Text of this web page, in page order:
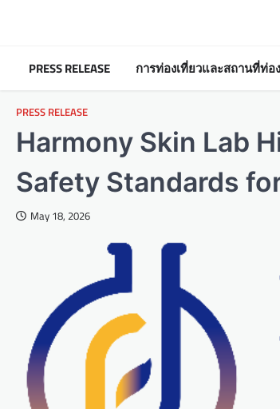
PRESS RELEASE การท่องเที่ยวและสถานที่ท่อ
PRESS RELEASE
Harmony Skin Lab
Safety Standards
May 18, 2026